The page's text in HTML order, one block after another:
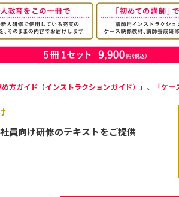
方ガイド（インストラクションガイド）」、「ケ
員向け研修のテキストをご提供